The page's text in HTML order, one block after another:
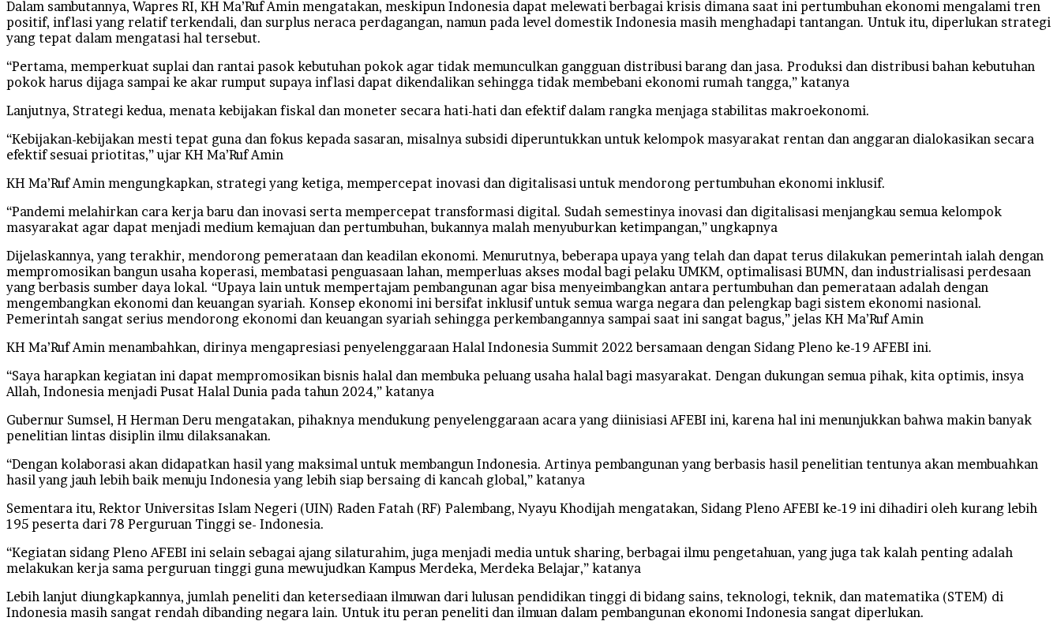
Dalam sambutannya, Wapres RI, KH Ma’Ruf Amin mengatakan, meskipun Indonesia dapat melewati berbagai krisis dimana saat ini pertumbuhan ekonomi mengalami tren
positif, inflasi yang relatif terkendali, dan surplus neraca perdagangan, namun pada level domestik Indonesia masih menghadapi tantangan. Untuk itu, diperlukan strategi
yang tepat dalam mengatasi hal tersebut.
“Pertama, memperkuat suplai dan rantai pasok kebutuhan pokok agar tidak memunculkan gangguan distribusi barang dan jasa. Produksi dan distribusi bahan kebutuhan
pokok harus dijaga sampai ke akar rumput supaya inflasi dapat dikendalikan sehingga tidak membebani ekonomi rumah tangga,” katanya
Lanjutnya, Strategi kedua, menata kebijakan fiskal dan moneter secara hati-hati dan efektif dalam rangka menjaga stabilitas makroekonomi.
“Kebijakan-kebijakan mesti tepat guna dan fokus kepada sasaran, misalnya subsidi diperuntukkan untuk kelompok masyarakat rentan dan anggaran dialokasikan secara
efektif sesuai priotitas,” ujar KH Ma’Ruf Amin
KH Ma’Ruf Amin mengungkapkan, strategi yang ketiga, mempercepat inovasi dan digitalisasi untuk mendorong pertumbuhan ekonomi inklusif.
“Pandemi melahirkan cara kerja baru dan inovasi serta mempercepat transformasi digital. Sudah semestinya inovasi dan digitalisasi menjangkau semua kelompok
masyarakat agar dapat menjadi medium kemajuan dan pertumbuhan, bukannya malah menyuburkan ketimpangan,” ungkapnya
Dijelaskannya, yang terakhir, mendorong pemerataan dan keadilan ekonomi. Menurutnya, beberapa upaya yang telah dan dapat terus dilakukan pemerintah ialah dengan
mempromosikan bangun usaha koperasi, membatasi penguasaan lahan, memperluas akses modal bagi pelaku UMKM, optimalisasi BUMN, dan industrialisasi perdesaan
yang berbasis sumber daya lokal. “Upaya lain untuk mempertajam pembangunan agar bisa menyeimbangkan antara pertumbuhan dan pemerataan adalah dengan
mengembangkan ekonomi dan keuangan syariah. Konsep ekonomi ini bersifat inklusif untuk semua warga negara dan pelengkap bagi sistem ekonomi nasional.
Pemerintah sangat serius mendorong ekonomi dan keuangan syariah sehingga perkembangannya sampai saat ini sangat bagus,” jelas KH Ma’Ruf Amin
KH Ma’Ruf Amin menambahkan, dirinya mengapresiasi penyelenggaraan Halal Indonesia Summit 2022 bersamaan dengan Sidang Pleno ke-19 AFEBI ini.
“Saya harapkan kegiatan ini dapat mempromosikan bisnis halal dan membuka peluang usaha halal bagi masyarakat. Dengan dukungan semua pihak, kita optimis, insya
Allah, Indonesia menjadi Pusat Halal Dunia pada tahun 2024,” katanya
Gubernur Sumsel, H Herman Deru mengatakan, pihaknya mendukung penyelenggaraan acara yang diinisiasi AFEBI ini, karena hal ini menunjukkan bahwa makin banyak
penelitian lintas disiplin ilmu dilaksanakan.
“Dengan kolaborasi akan didapatkan hasil yang maksimal untuk membangun Indonesia. Artinya pembangunan yang berbasis hasil penelitian tentunya akan membuahkan
hasil yang jauh lebih baik menuju Indonesia yang lebih siap bersaing di kancah global,” katanya
Sementara itu, Rektor Universitas Islam Negeri (UIN) Raden Fatah (RF) Palembang, Nyayu Khodijah mengatakan, Sidang Pleno AFEBI ke-19 ini dihadiri oleh kurang lebih
195 peserta dari 78 Perguruan Tinggi se- Indonesia.
“Kegiatan sidang Pleno AFEBI ini selain sebagai ajang silaturahim, juga menjadi media untuk sharing, berbagai ilmu pengetahuan, yang juga tak kalah penting adalah
melakukan kerja sama perguruan tinggi guna mewujudkan Kampus Merdeka, Merdeka Belajar,” katanya
Lebih lanjut diungkapkannya, jumlah peneliti dan ketersediaan ilmuwan dari lulusan pendidikan tinggi di bidang sains, teknologi, teknik, dan matematika (STEM) di
Indonesia masih sangat rendah dibanding negara lain. Untuk itu peran peneliti dan ilmuan dalam pembangunan ekonomi Indonesia sangat diperlukan.